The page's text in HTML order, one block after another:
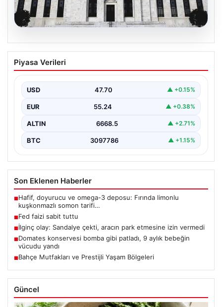
Fed faizi sabit tuttu
Piyasa Verileri
USD 47.70 ▲ +0.15%
EUR 55.24 ▲ +0.38%
ALTIN 6668.5 ▲ +2.71%
BTC 3097786 ▲ +1.15%
Son Eklenen Haberler
■Hafif, doyurucu ve omega-3 deposu: Fırında limonlu
kuşkonmazlı somon tarifi…
■Fed faizi sabit tuttu
■İlginç olay: Sandalye çekti, aracın park etmesine izin vermedi
■Domates konservesi bomba gibi patladı, 9 aylık bebeğin
vücudu yandı
■Bahçe Mutfakları ve Prestijli Yaşam Bölgeleri
Güncel